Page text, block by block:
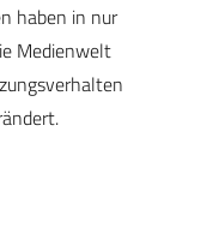
haben in nur
Medienwelt